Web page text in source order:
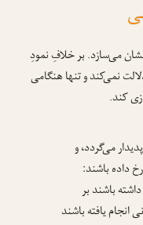
می‌سازد. بر خلافِ نمودِ
نمی‌کند و تنها هنگامی
کند.
می‌گردد، و
داده باشند:
باشند بر
یافته باشند